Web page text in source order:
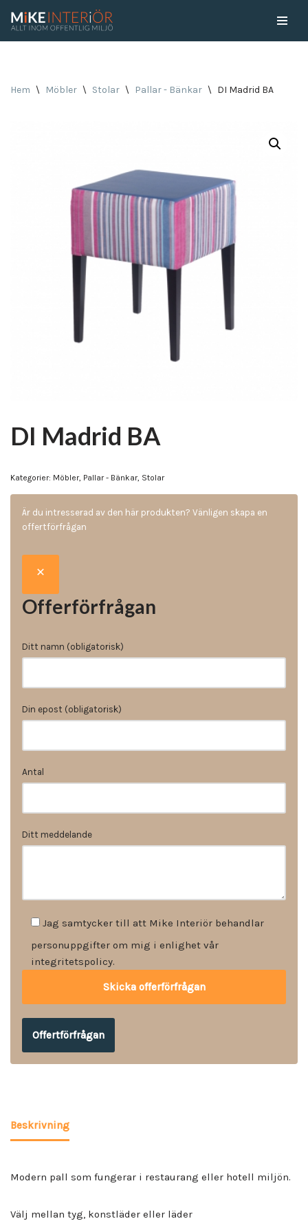
Hem \ Möbler \ Stolar \ Pallar - Bänkar \ DI Madrid BA
DI Madrid BA
Kategorier: Möbler, Pallar - Bänkar, Stolar
Är du intresserad av den här produkten? Vänligen skapa en
offertförfrågan
Offerförfrågan
Ditt namn (obligatorisk)
Din epost (obligatorisk)
Antal
Ditt meddelande
Jag samtycker till att Mike Interiör behandlar
personuppgifter om mig i enlighet vår
integritetspolicy.
Offertförfrågan
Beskrivning
Modern pall som fungerar i restaurang eller hotell miljön.
Välj mellan tyg, konstläder eller läder